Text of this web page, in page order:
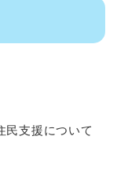
民支援について